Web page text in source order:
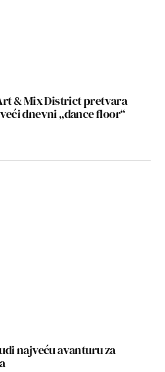
& Mix District pretvara
dnevni „dance floor“
najveću avanturu za